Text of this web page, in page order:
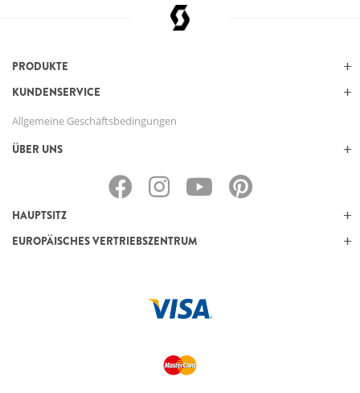
PRODUKTE
KUNDENSERVICE
Allgemeine Geschäftsbedingungen
ÜBER UNS
HAUPTSITZ
EUROPÄISCHES VERTRIEBSZENTRUM